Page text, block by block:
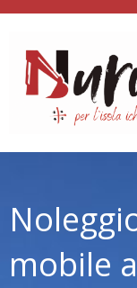
Vai
contenuto
mobile